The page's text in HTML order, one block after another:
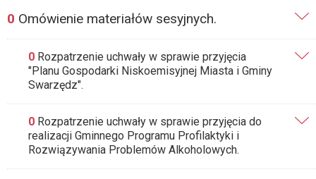
0 Omówienie materiałów sesyjnych.
0 Rozpatrzenie uchwały w sprawie przyjęcia
"Planu Gospodarki Niskoemisyjnej Miasta i Gminy
Swarzędz".
0 Rozpatrzenie uchwały w sprawie przyjęcia do
realizacji Gminnego Programu Profilaktyki i
Rozwiązywania Problemów Alkoholowych.